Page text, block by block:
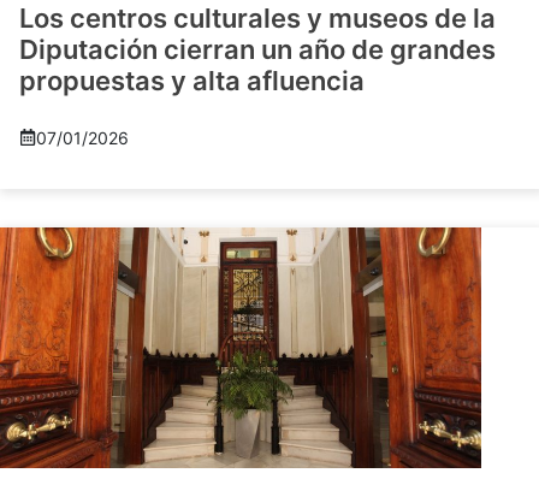
Los centros culturales y museos de la
Diputación cierran un año de grandes
propuestas y alta afluencia
07/01/2026